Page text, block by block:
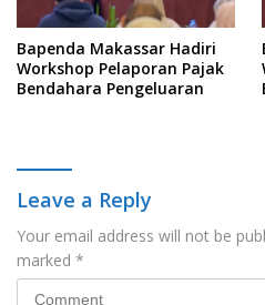
Bapenda Makassar Hadiri
Workshop Pelaporan Pajak
Bendahara Pengeluaran
Leave a Reply
Your email address will not be
marked *